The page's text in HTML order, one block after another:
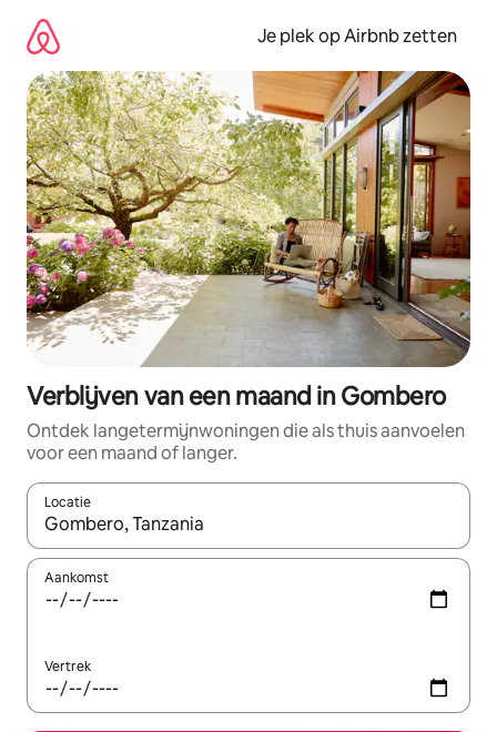
direct
naar
inhoud
Je plek op Airbnb zetten
Verblijven van een maand in Gombero
Ontdek langetermijnwoningen die als thuis aanvoelen
voor een maand of langer.
Locatie
Wanneer er resultaten beschikbaar zijn, maak je een keuze
Aankomst
Vertrek